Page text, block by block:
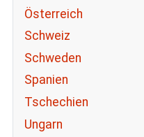
Österreich
Schweiz
Schweden
Spanien
Tschechien
Ungarn